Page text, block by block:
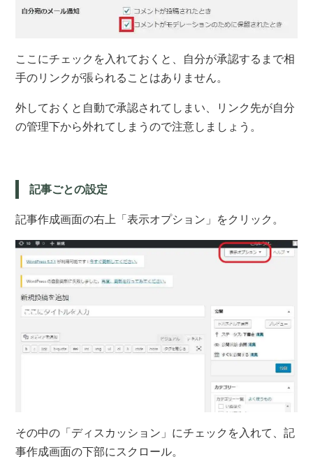
ここにチェックを入れておくと、自分が承認するまで相
手のリンクが張られることはありません。
外しておくと自動で承認されてしまい、リンク先が自分
の管理下から外れてしまうので注意しましょう。
記事ごとの設定
記事作成画面の右上「表示オプション」をクリック。
その中の「ディスカッション」にチェックを入れて、記
事作成画面の下部にスクロール。